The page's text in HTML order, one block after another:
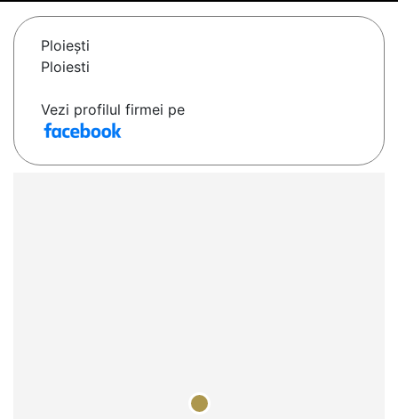
Ploieşti
Ploiesti
Vezi profilul firmei pe